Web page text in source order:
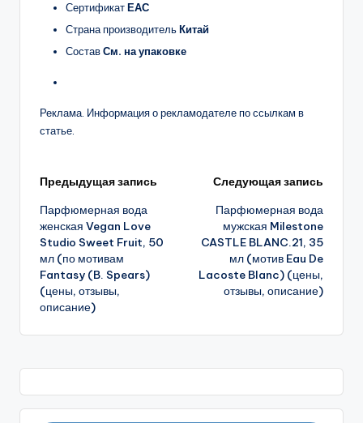
СертификатЕАС
Страна производительКитай
СоставСм. на упаковке
Реклама. Информация о рекламодателе по ссылкам в
статье.
Навигация
записи
Предыдущая запись
Парфюмерная вода
женская Vegan Love
Studio Sweet Fruit, 50
мл (по мотивам
Fantasy (B. Spears)
(цены, отзывы,
описание)
Следующая запись
Парфюмерная вода
мужская Milestone
CASTLE BLANC.21, 35
мл (мотив Eau De
Lacoste Blanc) (цены,
отзывы, описание)